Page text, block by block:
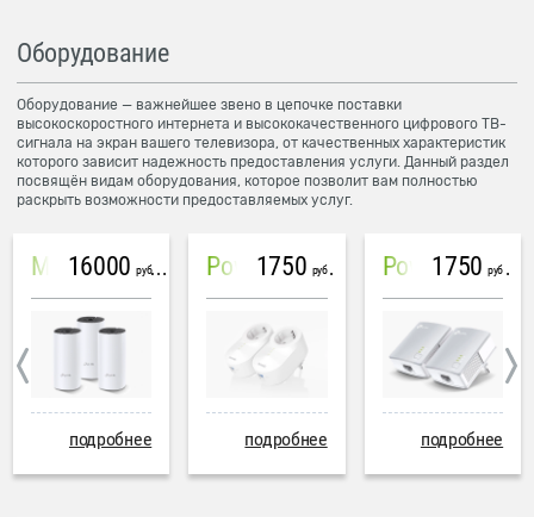
Оборудование
Оборудование — важнейшее звено в цепочке поставки
высокоскоростного интернета и высококачественного цифрового ТВ-
сигнала на экран вашего телевизора, от качественных характеристик
которого зависит надежность предоставления услуги. Данный раздел
посвящён видам оборудования, которое позволит вам полностью
раскрыть возможности предоставляемых услуг.
Mesh система TP-Link Deco M4 (3 устройства)
16000 руб
подробнее
PowerLine Tenda PH6
1750 руб
подробнее
PowerLine TP-Link AV600
1750 руб
подробнее